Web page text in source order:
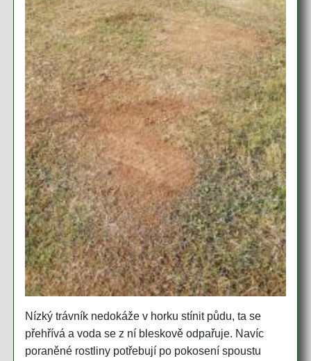
Nízký trávník nedokáže v horku stínit půdu, ta se
přehřívá a voda se z ní bleskově odpařuje. Navíc
poraněné rostliny potřebují po pokosení spoustu